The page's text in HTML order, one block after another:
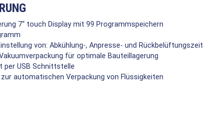
7“ touch Display mit 99 Programmspeichern
von: Abkühlung-, Anpresse- und Rückbelüftungszeit
für optimale Bauteillagerung
per USB Schnittstelle
zur automatischen Verpackung von Flüssigkeiten